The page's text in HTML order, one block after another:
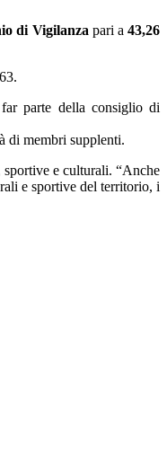
di Vigilanza pari a43,26
parte della consiglio di
di membri supplenti.
sportive e culturali. “Anche
e sportive del territorio, i